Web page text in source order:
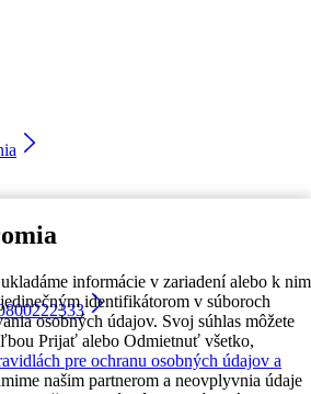
informácie v zariadení alebo k nim
identifikátorom v súboroch
osobných údajov. Svoj súhlas môžete
Prijať alebo Odmietnuť všetko,
pre ochranu osobných údajov a
našim partnerom a neovplyvnia údaje